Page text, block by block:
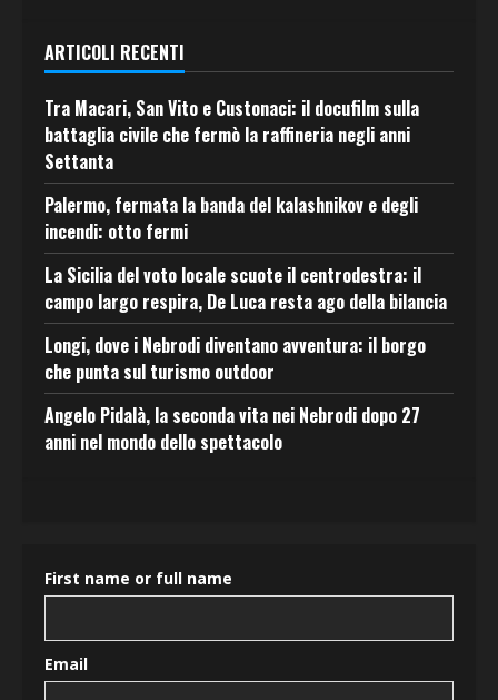
ARTICOLI RECENTI
Tra Macari, San Vito e Custonaci: il docufilm sulla
battaglia civile che fermò la raffineria negli anni
Settanta
Palermo, fermata la banda del kalashnikov e degli
incendi: otto fermi
La Sicilia del voto locale scuote il centrodestra: il
campo largo respira, De Luca resta ago della bilancia
Longi, dove i Nebrodi diventano avventura: il borgo
che punta sul turismo outdoor
Angelo Pidalà, la seconda vita nei Nebrodi dopo 27
anni nel mondo dello spettacolo
First name or full name
Email